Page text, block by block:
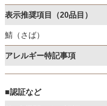
表示推奨項目（20品目）
鯖（さば）
アレルギー特記事項
■認証など